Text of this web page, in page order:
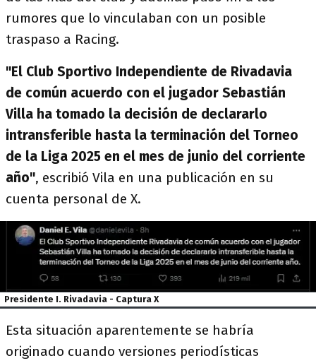
rumores que lo vinculaban con un posible
traspaso a Racing.
"El Club Sportivo Independiente de Rivadavia
de común acuerdo con el jugador Sebastián
Villa ha tomado la decisión de declararlo
intransferible hasta la terminación del Torneo
de la Liga 2025 en el mes de junio del corriente
año", escribió Vila en una publicación en su
cuenta personal de X.
Presidente I. Rivadavia - Captura X
Esta situación aparentemente se habría
originado cuando versiones periodísticas